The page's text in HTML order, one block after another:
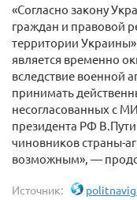
«Согласно закону
граждан и правовой
территории
является временно
вследствие военной
принимать
несогласованных с
президента РФ
чиновников страны-
возможным», —
Источник: